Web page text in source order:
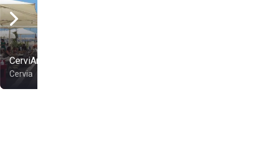
CerviAmare
Cervia